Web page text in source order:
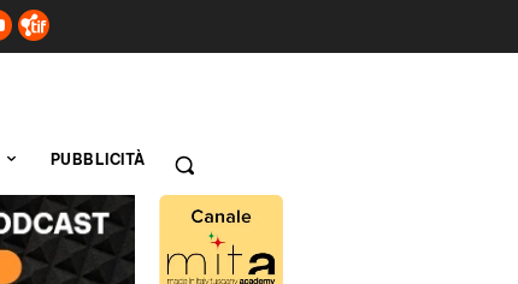
PUBBLICITÀ